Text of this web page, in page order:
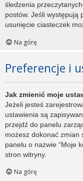
śledzenia
postów. Jeśli występują
usunięcie ciasteczek
Na górę
Preferencje i
Jak zmienić moje
Jeżeli jesteś
ustawienia są
przejdź do panelu
możesz dokonać zmian
panelu o nazwie “Moje
stron witryny.
Na górę